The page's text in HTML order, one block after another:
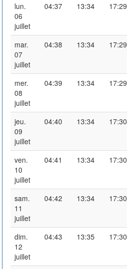
lun.
06
juillet
04:37 13:34 17:29
mar.
07
juillet
04:38 13:34 17:29
mer.
08
juillet
04:39 13:34 17:29
jeu.
09
juillet
04:40 13:34 17:30
ven.
10
juillet
04:41 13:34 17:30
sam.
11
juillet
04:42 13:34 17:30
dim.
12
juillet
04:43 13:35 17:30